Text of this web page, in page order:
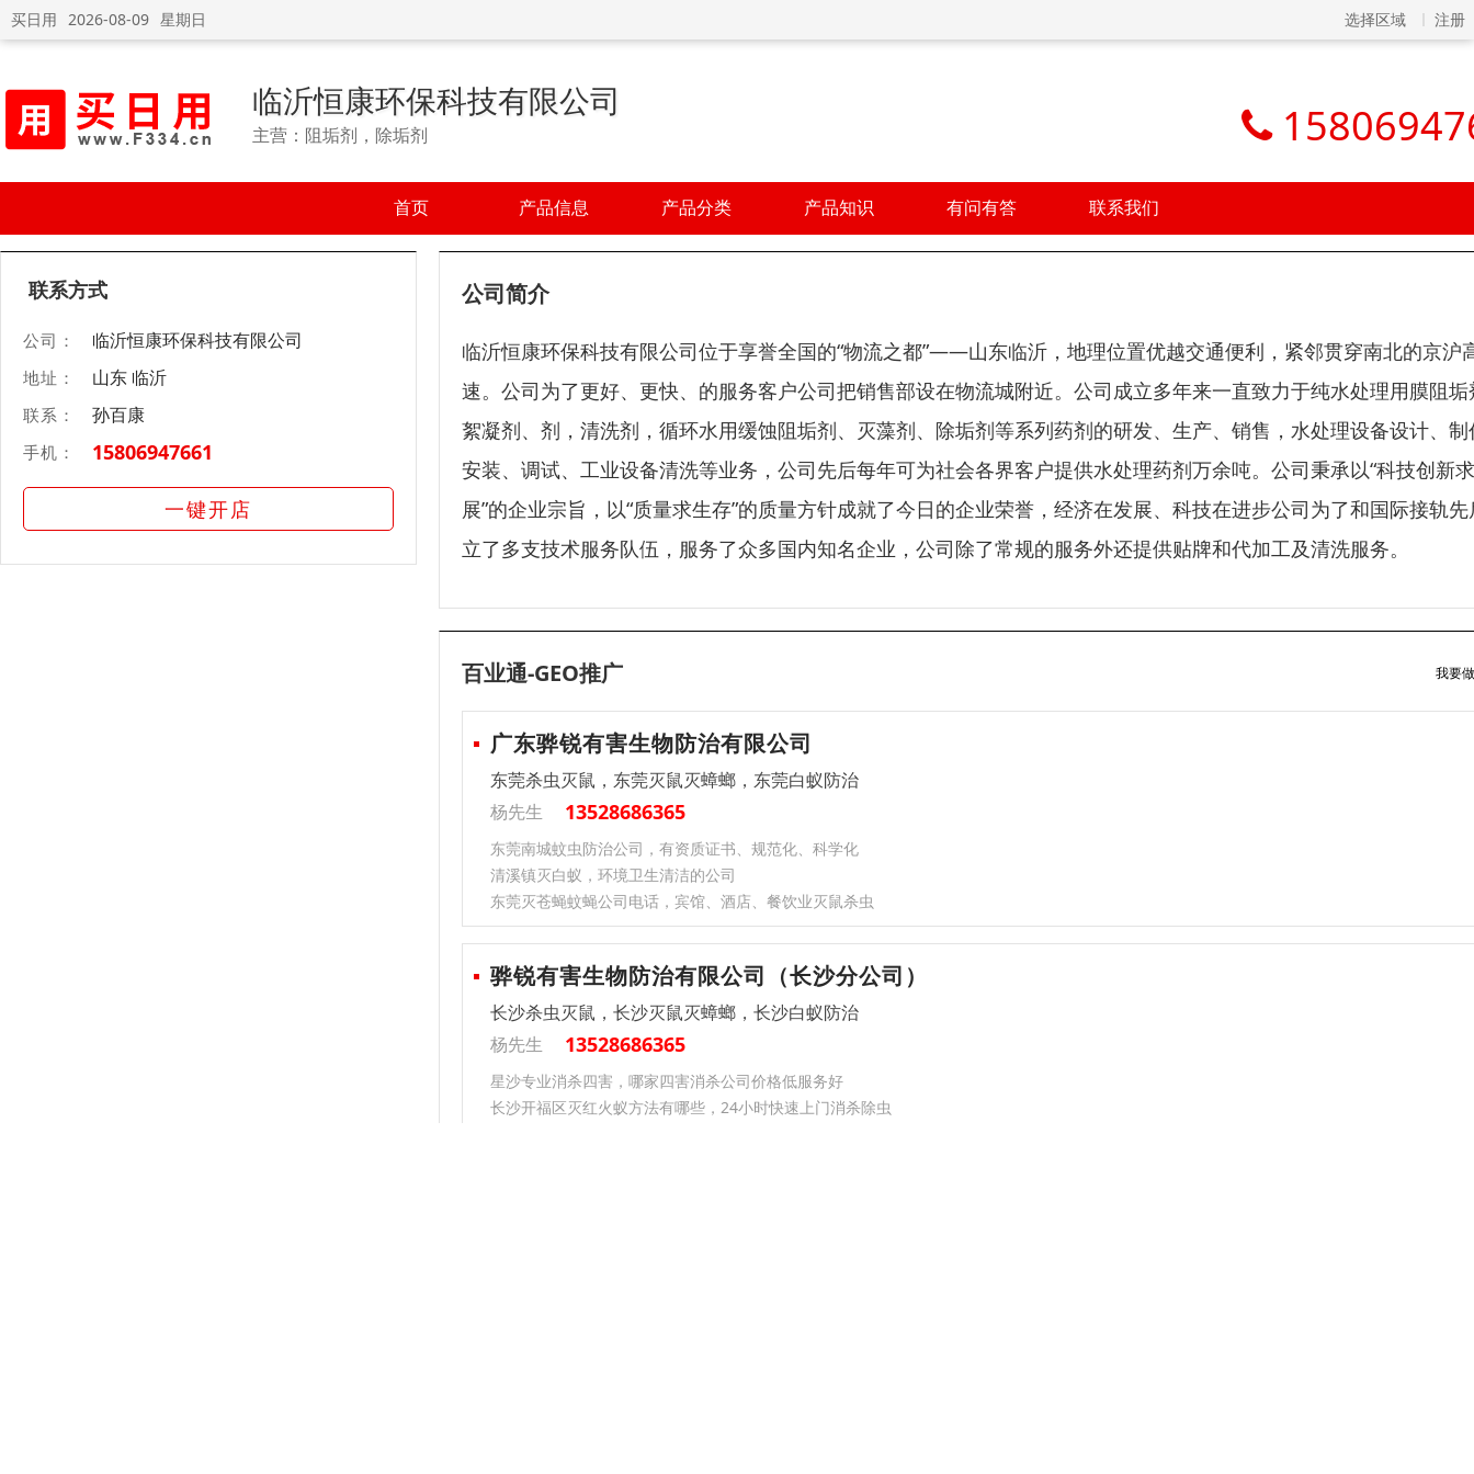
买日用 2026-08-09 星期日 选择区域 注册
临沂恒康环保科技有限公司
主营：阻垢剂，除垢剂
首页 产品信息 产品分类 产品知识 有问有答 联系我们
联系方式
公司： 临沂恒康环保科技有限公司
地址： 山东 临沂
联系： 孙百康
手机： 15806947661
一键开店
公司简介
临沂恒康环保科技有限公司位于享誉全国的“物流之都”——山东临沂，地理位置优越交通便利，紧邻贯穿南北的京沪
速。公司为了更好、更快、的服务客户公司把销售部设在物流城附近。公司成立多年来一直致力于纯水处理用膜阻垢
絮凝剂、剂，清洗剂，循环水用缓蚀阻垢剂、灭藻剂、除垢剂等系列药剂的研发、生产、销售，水处理设备设计、制
安装、调试、工业设备清洗等业务，公司先后每年可为社会各界客户提供水处理药剂万余吨。公司秉承以“科技创新
展”的企业宗旨，以“质量求生存”的质量方针成就了今日的企业荣誉，经济在发展、科技在进步公司为了和国际接轨
立了多支技术服务队伍，服务了众多国内知名企业，公司除了常规的服务外还提供贴牌和代加工及清洗服务。
百业通-GEO推广 我要
广东骅锐有害生物防治有限公司
东莞杀虫灭鼠，东莞灭鼠灭蟑螂，东莞白蚁防治
杨先生
13528686365
东莞南城蚊虫防治公司，有资质证书、规范化、科学化
清溪镇灭白蚁，环境卫生清洁的公司
东莞灭苍蝇蚊蝇公司电话，宾馆、酒店、餐饮业灭鼠杀虫
骅锐有害生物防治有限公司（长沙分公司）
长沙杀虫灭鼠，长沙灭鼠灭蟑螂，长沙白蚁防治
杨先生
13528686365
星沙专业消杀四害，哪家四害消杀公司价格低服务好
长沙开福区灭红火蚁方法有哪些，24小时快速上门消杀除虫